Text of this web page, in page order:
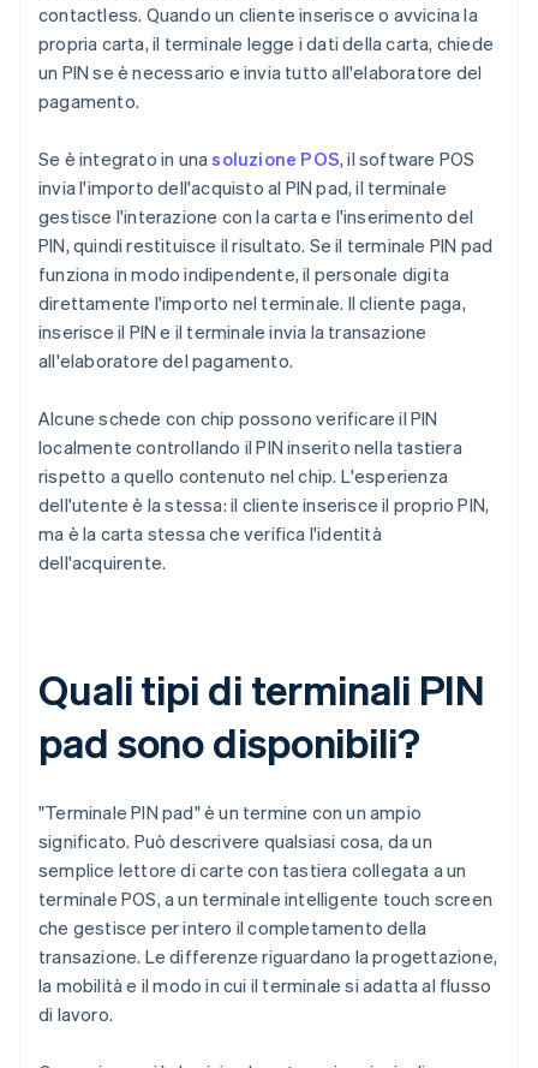
contactless. Quando un cliente inserisce o avvicina la
propria carta, il terminale legge i dati della carta, chiede
un PIN se è necessario e invia tutto all'elaboratore del
pagamento.
Se è integrato in unasoluzione POS, il software POS
invia l'importo dell'acquisto al PIN pad, il terminale
gestisce l'interazione con la carta e l'inserimento del
PIN, quindi restituisce il risultato. Se il terminale PIN pad
funziona in modo indipendente, il personale digita
direttamente l'importo nel terminale. Il cliente paga,
inserisce il PIN e il terminale invia la transazione
all'elaboratore del pagamento.
Alcune schede con chip possono verificare il PIN
localmente controllando il PIN inserito nella tastiera
rispetto a quello contenuto nel chip. L'esperienza
dell'utente è la stessa: il cliente inserisce il proprio PIN,
ma è la carta stessa che verifica l'identità
dell'acquirente.
Quali tipi di terminali PIN
pad sono disponibili?
"Terminale PIN pad" è un termine con un ampio
significato. Può descrivere qualsiasi cosa, da un
semplice lettore di carte con tastiera collegata a un
terminale POS, a un terminale intelligente touch screen
che gestisce per intero il completamento della
transazione. Le differenze riguardano la progettazione,
la mobilità e il modo in cui il terminale si adatta al flusso
di lavoro.